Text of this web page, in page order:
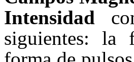
Intensidad
siguientes: la